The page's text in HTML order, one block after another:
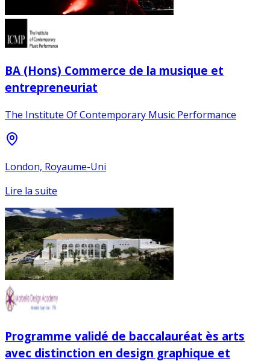
BA (Hons) Commerce de la musique et
entrepreneuriat
The Institute Of Contemporary Music Performance
London, Royaume-Uni
Lire la suite
Programme validé de baccalauréat ès arts
avec distinction en design graphique et